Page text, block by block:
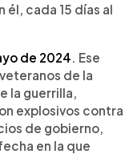
él, cada 15 días al
de 2024 . Ese
de la
la guerrilla,
explosivos contra
de gobierno,
en la que